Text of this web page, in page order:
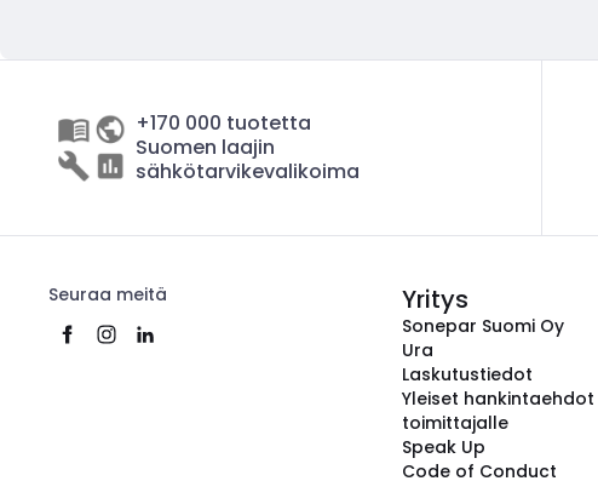
+170 000 tuotetta
Suomen laajin
sähkötarvikevalikoima
Seuraa meitä Yritys
Sonepar Suomi Oy
Ura
Laskutustiedot
Yleiset hankintaehdot
toimittajalle
Speak Up
Code of Conduct